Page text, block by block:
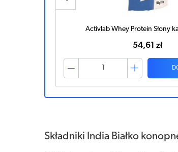
Activlab Whey Protein Słony
54,61 zł
Składniki India Białko